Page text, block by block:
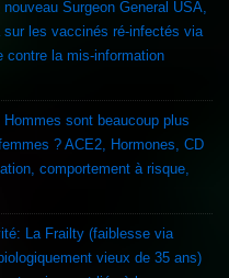
Surgeon General USA,
les vaccinés ré-infectés via
contre la mis-information
sont beaucoup plus
? ACE2, Hormones, CD
comportement à risque,
vieux de 35 ans)